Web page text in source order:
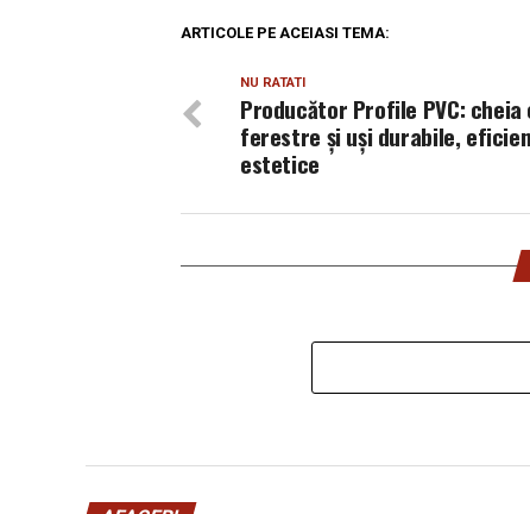
ARTICOLE PE ACEIASI TEMA:
NU RATATI
Producător Profile PVC:
ferestre și uși durabile,
estetice